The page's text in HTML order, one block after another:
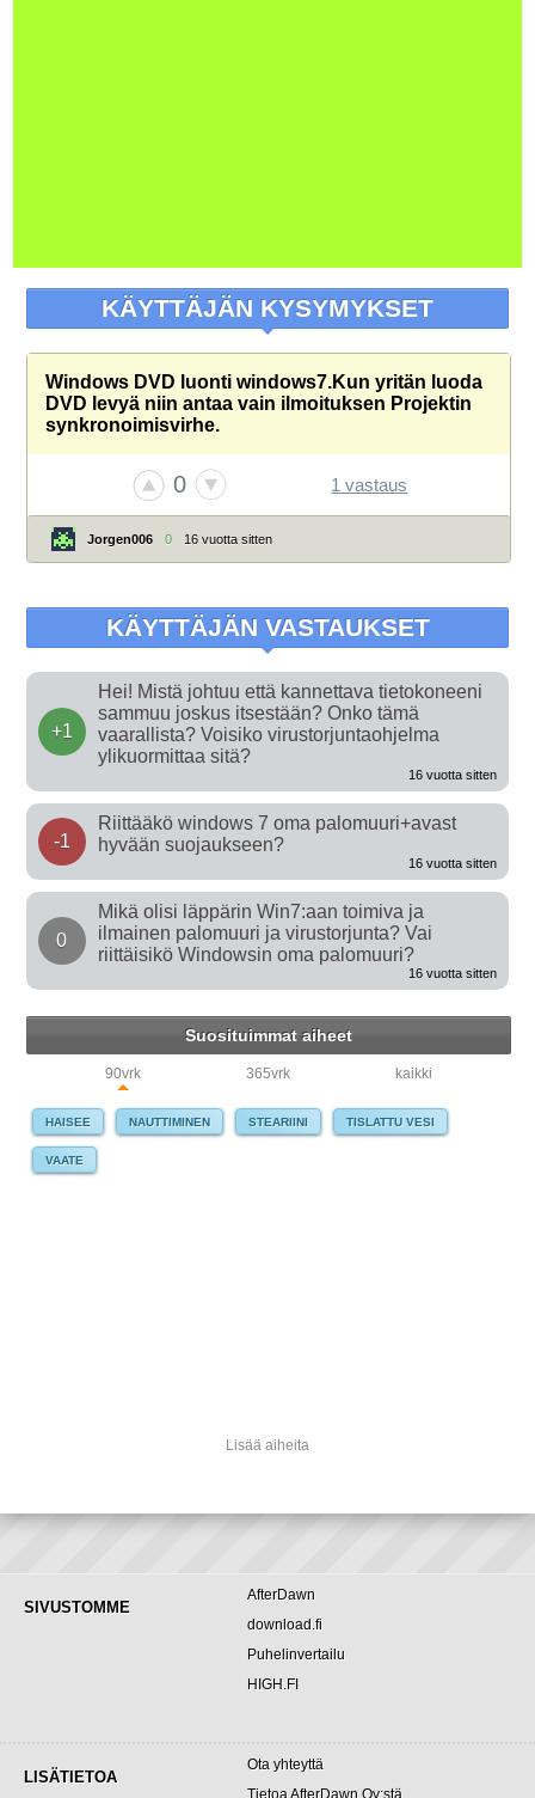
KÄYTTÄJÄN KYSYMYKSET
Windows DVD luonti windows7.Kun yritän luoda
DVD levyä niin antaa vain ilmoituksen Projektin
synkronoimisvirhe.
0 1 vastaus
Jorgen006 0 16 vuotta sitten
KÄYTTÄJÄN VASTAUKSET
+1
Hei! Mistä johtuu että kannettava tietokoneeni
sammuu joskus itsestään? Onko tämä
vaarallista? Voisiko virustorjuntaohjelma
ylikuormittaa sitä?
16 vuotta sitten
-1
Riittääkö windows 7 oma palomuuri+avast
hyvään suojaukseen?
16 vuotta sitten
0
Mikä olisi läppärin Win7:aan toimiva ja
ilmainen palomuuri ja virustorjunta? Vai
riittäisikö Windowsin oma palomuuri?
16 vuotta sitten
Suosituimmat aiheet
90vrk 365vrk kaikki
HAISEE NAUTTIMINEN STEARIINI TISLATTU VESI
VAATE
Lisää aiheita
SIVUSTOMME
AfterDawn
download.fi
Puhelinvertailu
HIGH.FI
LISÄTIETOA
Ota yhteyttä
Tietoa AfterDawn Oy:stä